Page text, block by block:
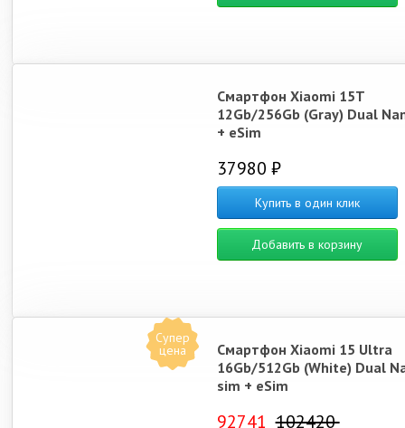
Смартфон Xiaomi 15T
12Gb/256Gb (Gray) Dual
+ eSim
37980 ₽
Купить в один клик
Добавить в корзину
Супер
цена
Смартфон Xiaomi 15 Ultra
16Gb/512Gb (White) Dual
sim + eSim
92741 102420